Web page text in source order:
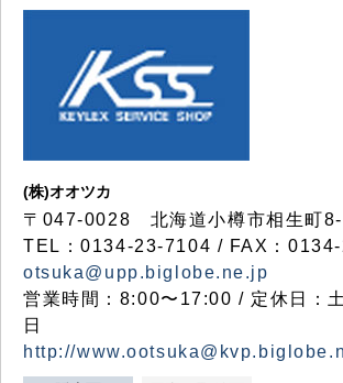
(株)オオツカ
〒047-0028 北海道小樽市相生町
TEL：0134-23-7104 / FAX：
otsuka@upp.biglobe.ne.jp
営業時間：8:00〜17:00 / 定休日：
日
http://